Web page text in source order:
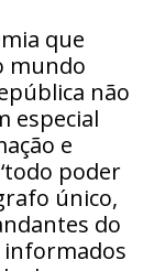
que
mundo
não
especial
e
poder
único,
do